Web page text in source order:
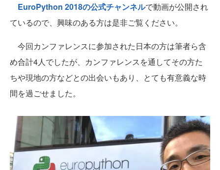
EuroPython 2018の公式チャンネルで動画が公開され
ているので、興味のある方は是非ご覧ください。
今回カンファレンスに参加された日本の方は筆者ら含
め合計4人でしたが、カンファレンスを通してその方た
ちや現地の方などとの出会いもあり、とても有意義な時
間を過ごせました。